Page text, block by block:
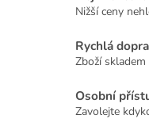
Nižší ceny
Rychlá
Zboží
Osobní
Zavolejte